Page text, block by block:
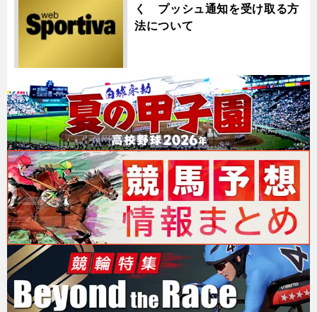
く プッシュ通知を受け取る方
法について